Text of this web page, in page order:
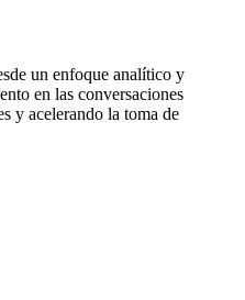
un enfoque analítico y
en las conversaciones
y acelerando la toma de